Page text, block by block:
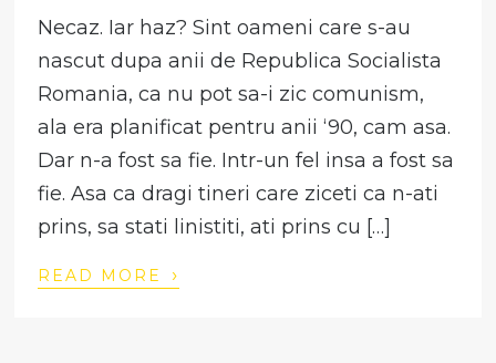
Necaz. Iar haz? Sint oameni care s-au
nascut dupa anii de Republica Socialista
Romania, ca nu pot sa-i zic comunism,
ala era planificat pentru anii ‘90, cam asa.
Dar n-a fost sa fie. Intr-un fel insa a fost sa
fie. Asa ca dragi tineri care ziceti ca n-ati
prins, sa stati linistiti, ati prins cu […]
READ MORE ›